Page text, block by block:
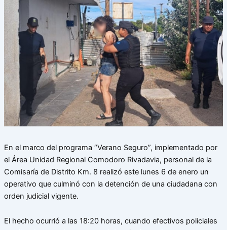
En el marco del programa “Verano Seguro”, implementado por
el Área Unidad Regional Comodoro Rivadavia, personal de la
Comisaría de Distrito Km. 8 realizó este lunes 6 de enero un
operativo que culminó con la detención de una ciudadana con
orden judicial vigente.
El hecho ocurrió a las 18:20 horas, cuando efectivos policiales